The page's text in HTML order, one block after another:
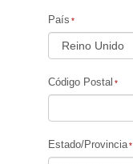
País
Código Postal
Estado/Provincia